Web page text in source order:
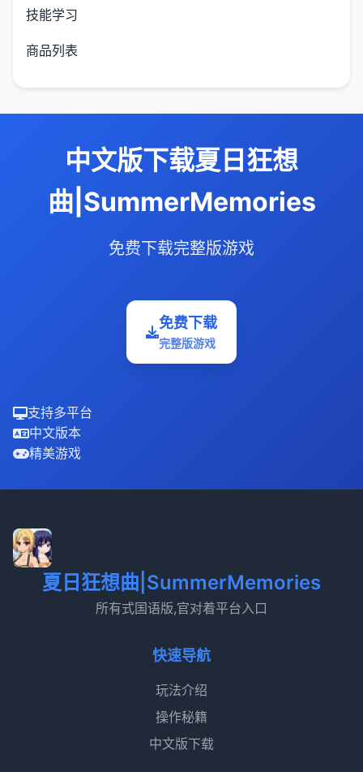
技能学习
商品列表
中文版下载夏日狂想
曲|SummerMemories
免费下载完整版游戏
免费下载
完整版游戏
支持多平台
中文版本
精美游戏
夏日狂想曲|SummerMemories
所有式国语版,官对着平台入口
快速导航
玩法介绍
操作秘籍
中文版下载